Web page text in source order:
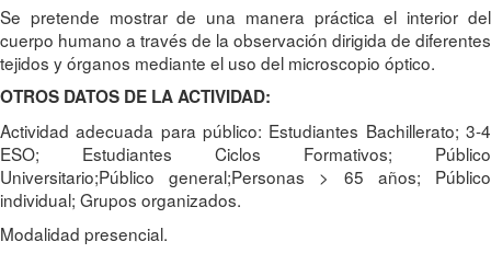
Se pretende mostrar de una manera práctica el interior del
cuerpo humano a través de la observación dirigida de diferentes
tejidos y órganos mediante el uso del microscopio óptico.
OTROS DATOS DE LA ACTIVIDAD:
Actividad adecuada para público: Estudiantes Bachillerato; 3-4
ESO; Estudiantes Ciclos Formativos; Público
Universitario;Público general;Personas > 65 años; Público
individual; Grupos organizados.
Modalidad presencial.